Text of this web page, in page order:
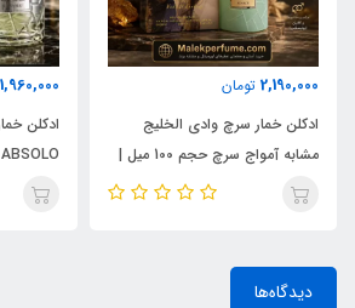
2,190,000 تومان
ادکلن خمار سرچ وادی الخلیج
مشابه آمواج سرچ حجم 100 میل |
KHUMAR Search Eau de
1,960,000
ادکلن
| مشابه
دیدگاه‌ها